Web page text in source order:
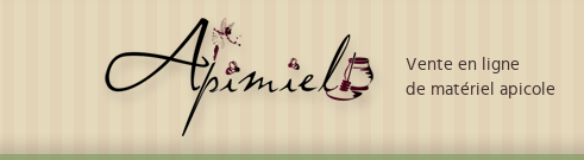
Vente en ligne
de matériel apicole